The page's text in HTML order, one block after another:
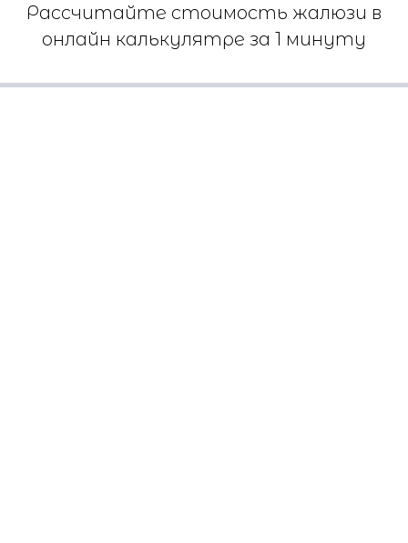
Рассчитайте стоимость жалюзи в
онлайн калькулятре за 1 минуту